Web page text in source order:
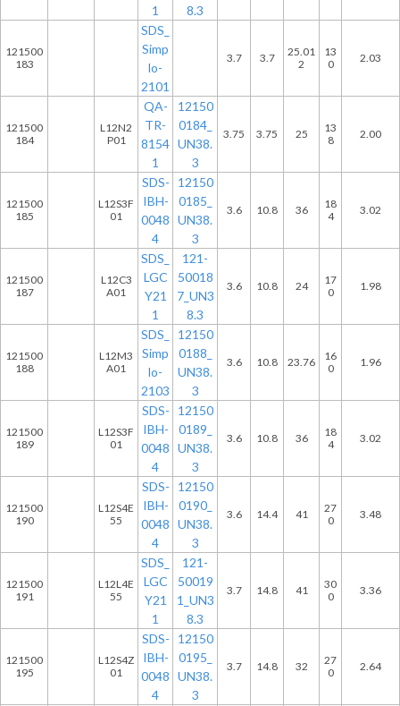
1
8.3
121500
183
SDS_
Simp
lo-
2101
3.7 3.7
25.01
2
13
0
2.03
121500
184
L12N2
P01
QA-
TR-
8154
1
12150
0184_
UN38.
3
3.75 3.75 25
13
8
2.00
121500
185
L12S3F
01
SDS-
IBH-
0048
4
12150
0185_
UN38.
3
3.6 10.8 36
18
4
3.02
121500
187
L12C3
A01
SDS_
LGC
Y21
1
121-
50018
7_UN3
8.3
3.6 10.8 24
17
0
1.98
121500
188
L12M3
A01
SDS_
Simp
lo-
2103
12150
0188_
UN38.
3
3.6 10.8 23.76
16
0
1.96
121500
189
L12S3F
01
SDS-
IBH-
0048
4
12150
0189_
UN38.
3
3.6 10.8 36
18
4
3.02
121500
190
L12S4E
55
SDS-
IBH-
0048
4
12150
0190_
UN38.
3
3.6 14.4 41
27
0
3.48
121500
191
L12L4E
55
SDS_
LGC
Y21
1
121-
50019
1_UN3
8.3
3.7 14.8 41
30
0
3.36
121500
195
L12S4Z
01
SDS-
IBH-
0048
4
12150
0195_
UN38.
3
3.7 14.8 32
27
0
2.64